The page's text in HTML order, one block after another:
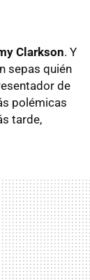
Clarkson. Y
sepas quién
de
polémicas
tarde,